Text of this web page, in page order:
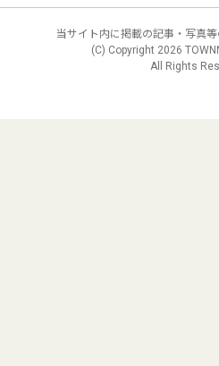
当サイト内に掲載の記事・写真等
(C) Copyright 2026
All Rights